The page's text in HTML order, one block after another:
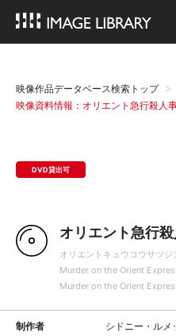
映像作品データベース検索トップ
映像資料情報：オリエント急行殺人
DVD貸出可
オリエント急行
オリエントキュウコウサツジ
Murder on the Orient
Murder on the Orient
制作者 シドニー・ルメ